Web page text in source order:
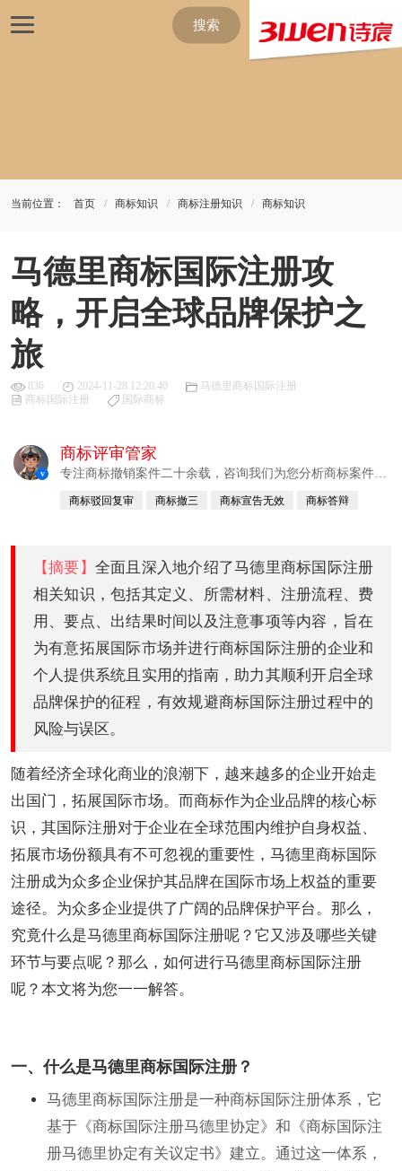
搜索
当前位置： 首页 商标知识 商标注册知识 商标知识
马德里商标国际注册攻
略，开启全球品牌保护之
旅
836 2024-11-28 12:20:40
马德里商标国际注册
商标国际注册
国际商标
v
商标评审管家
专注商标撤销案件二十余载，咨询我们为您分析商标案件成
商标驳回复审 商标撤三 商标宣告无效 商标答辩
【摘要】 全面且深入地介绍了马德里商标国际注册
相关知识，包括其定义、所需材料、注册流程、费
用、要点、出结果时间以及注意事项等内容，旨在
为有意拓展国际市场并进行商标国际注册的企业和
个人提供系统且实用的指南，助力其顺利开启全球
品牌保护的征程，有效规避商标国际注册过程中的
风险与误区。
随着经济全球化商业的浪潮下，越来越多的企业开始走
出国门，拓展国际市场。而商标作为企业品牌的核心标
识，其国际注册对于企业在全球范围内维护自身权益、
拓展市场份额具有不可忽视的重要性，马德里商标国际
注册成为众多企业保护其品牌在国际市场上权益的重要
途径。为众多企业提供了广阔的品牌保护平台。那么，
究竟什么是马德里商标国际注册呢？它又涉及哪些关键
环节与要点呢？那么，如何进行马德里商标国际注册
呢？本文将为您一一解答。
一、什么是马德里商标国际注册？
马德里商标国际注册是一种商标国际注册体系，它
基于《商标国际注册马德里协定》和《商标国际注
册马德里协定有关议定书》建立。通过这一体系，